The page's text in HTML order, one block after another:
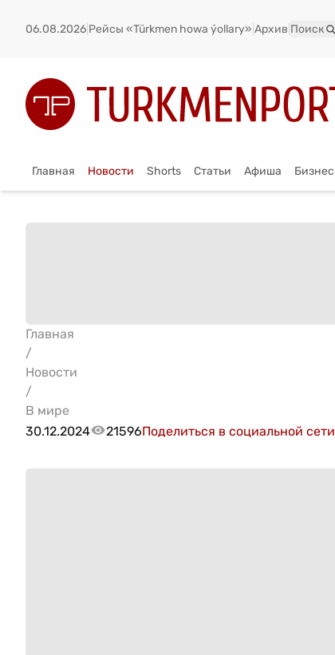
06.08.2026 Рейсы «Türkmen howa ýollary» Архив Поиск
Главная Новости Shorts Статьи Афиша Бизнес
Главная
/
Новости
/
В мире
30.12.2024
21596Поделиться в социальной сети